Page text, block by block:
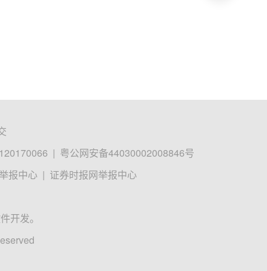
| 粤公网安备44030002008846号
报中心 | 证券时报网举报中心
开发。